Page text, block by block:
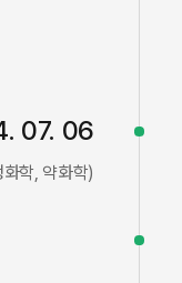
07. 06
학, 약화학)